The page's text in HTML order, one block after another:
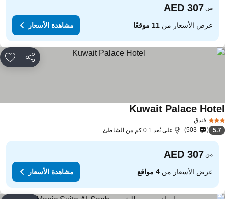
من
عرض الأسعار من11 موقعًا مشاهدة الأسعار
مشاركة
فندق
Kuwait Palace
5.7
503 على بُعد 0.1 كم من الشاطئ
من
عرض الأسعار من4 مواقع مشاهدة الأسعار